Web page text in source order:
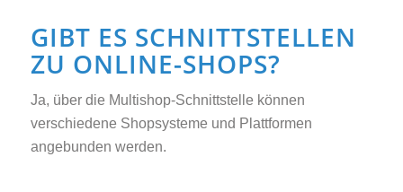
GIBT ES SCHNITTSTELLEN
ZU ONLINE-SHOPS?
Ja, über die Multishop-Schnittstelle können
verschiedene Shopsysteme und Plattformen
angebunden werden.